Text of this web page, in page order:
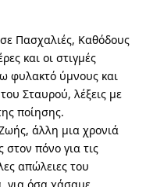
Πασχαλιές, Καθόδους
και οι στιγμές
φυλακτό ύμνους και
Σταυρού, λέξεις με
ποίησης.
άλλη μια χρονιά
στον πόνο για τις
απώλειες του